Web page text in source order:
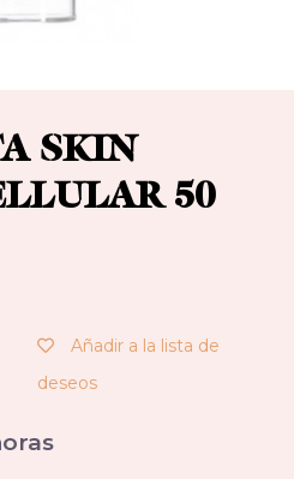
SKIN
50
Añadir a la lista de
deseos